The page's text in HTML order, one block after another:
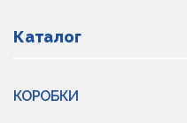
Каталог
КОРОБКИ